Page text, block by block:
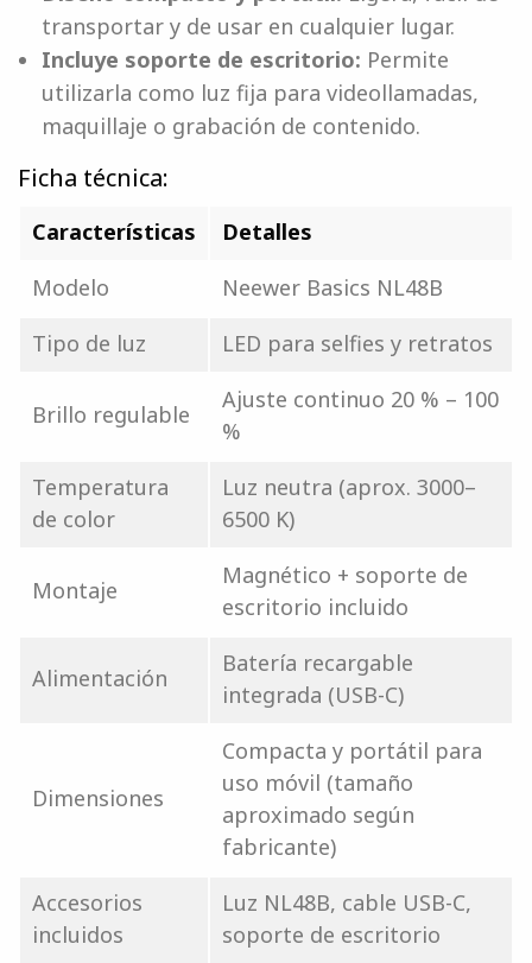
transportar y de usar en cualquier lugar.
Incluye soporte de escritorio: Permite
utilizarla como luz fija para videollamadas,
maquillaje o grabación de contenido.
Ficha técnica:
Características
Detalles
Modelo
Neewer Basics NL48B
Tipo de luz
LED para selfies y retratos
Brillo regulable
Ajuste continuo 20 % – 100
%
Temperatura
de color
Luz neutra (aprox. 3000–
6500 K)
Montaje
Magnético + soporte de
escritorio incluido
Alimentación
Batería recargable
integrada (USB-C)
Dimensiones
Compacta y portátil para
uso móvil (tamaño
aproximado según
fabricante)
Accesorios
incluidos
Luz NL48B, cable USB-C,
soporte de escritorio